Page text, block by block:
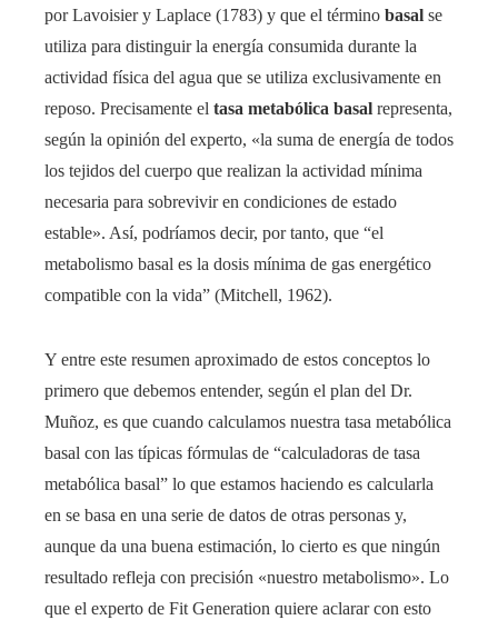
por Lavoisier y Laplace (1783) y que el término basal se
utiliza para distinguir la energía consumida durante la
actividad física del agua que se utiliza exclusivamente en
reposo. Precisamente el tasa metabólica basal representa,
según la opinión del experto, «la suma de energía de todos
los tejidos del cuerpo que realizan la actividad mínima
necesaria para sobrevivir en condiciones de estado
estable». Así, podríamos decir, por tanto, que “el
metabolismo basal es la dosis mínima de gas energético
compatible con la vida” (Mitchell, 1962).
Y entre este resumen aproximado de estos conceptos lo
primero que debemos entender, según el plan del Dr.
Muñoz, es que cuando calculamos nuestra tasa metabólica
basal con las típicas fórmulas de “calculadoras de tasa
metabólica basal” lo que estamos haciendo es calcularla
en se basa en una serie de datos de otras personas y,
aunque da una buena estimación, lo cierto es que ningún
resultado refleja con precisión «nuestro metabolismo». Lo
que el experto de Fit Generation quiere aclarar con esto